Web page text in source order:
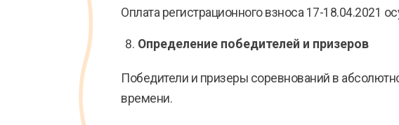
Оплата регистрационного взноса 17-18.04.2021
Определение победителей и призеров
Победители и призеры соревнований в
времени.